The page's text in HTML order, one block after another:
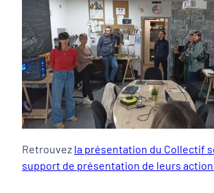
Retrouvez la présentation du Collectif
support de présentation de leurs